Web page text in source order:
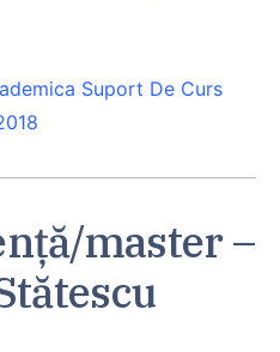
Suport De Curs
master –